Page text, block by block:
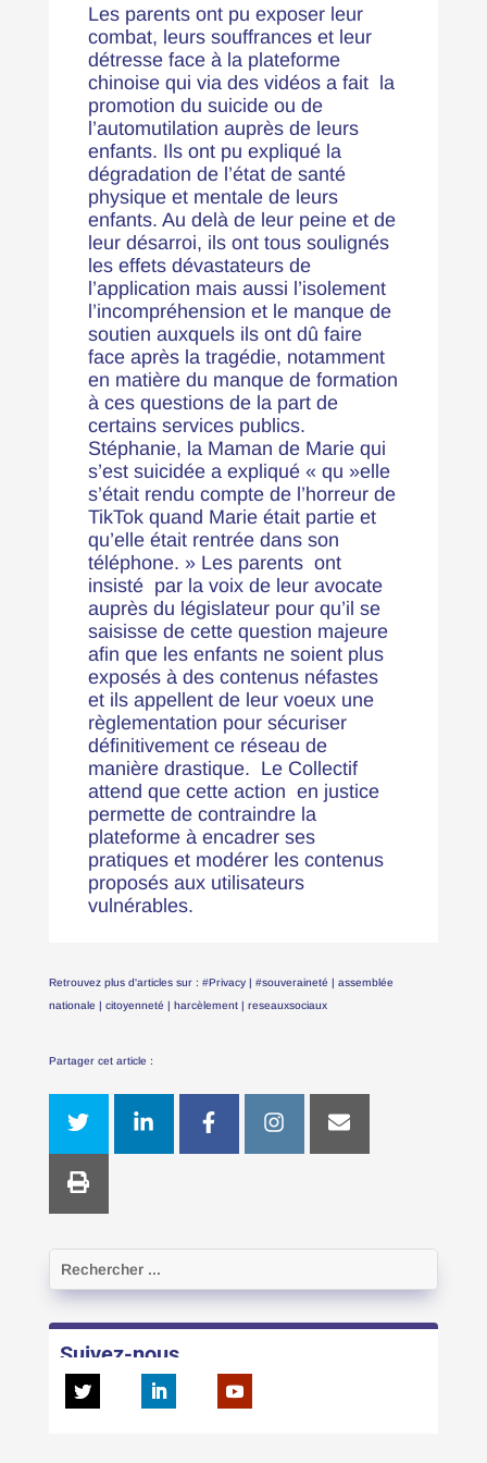
Les parents ont pu exposer leur
combat, leurs souffrances et leur
détresse face à la plateforme
chinoise qui via des vidéos a fait la
promotion du suicide ou de
l’automutilation auprès de leurs
enfants. Ils ont pu expliqué la
dégradation de l’état de santé
physique et mentale de leurs
enfants. Au delà de leur peine et de
leur désarroi, ils ont tous soulignés
les effets dévastateurs de
l’application mais aussi l’isolement
l’incompréhension et le manque de
soutien auxquels ils ont dû faire
face après la tragédie, notamment
en matière du manque de formation
à ces questions de la part de
certains services publics.
Stéphanie, la Maman de Marie qui
s’est suicidée a expliqué « qu »elle
s’était rendu compte de l’horreur de
TikTok quand Marie était partie et
qu’elle était rentrée dans son
téléphone. » Les parents ont
insisté par la voix de leur avocate
auprès du législateur pour qu’il se
saisisse de cette question majeure
afin que les enfants ne soient plus
exposés à des contenus néfastes
et ils appellent de leur voeux une
règlementation pour sécuriser
définitivement ce réseau de
manière drastique. Le Collectif
attend que cette action en justice
permette de contraindre la
plateforme à encadrer ses
pratiques et modérer les contenus
proposés aux utilisateurs
vulnérables.
Retrouvez plus d'articles sur : #Privacy| #souveraineté | assemblée
nationale | citoyenneté | harcèlement| reseauxsociaux
Partager cet article :
Suivez-nous